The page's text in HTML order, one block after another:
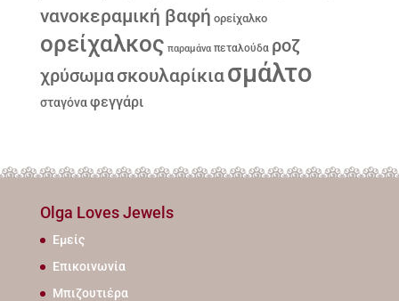
νανοκεραμική βαφή ορείχαλκο
ορείχαλκος παραμάνα πεταλούδα ροζ
χρύσωμασκουλαρίκιασμάλτο
σταγόνα φεγγάρι
Olga Loves Jewels
Εμείς
Επικοινωνία
Μπιζουτιέρα